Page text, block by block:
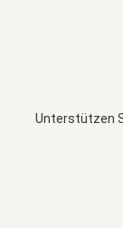
Unterstützen